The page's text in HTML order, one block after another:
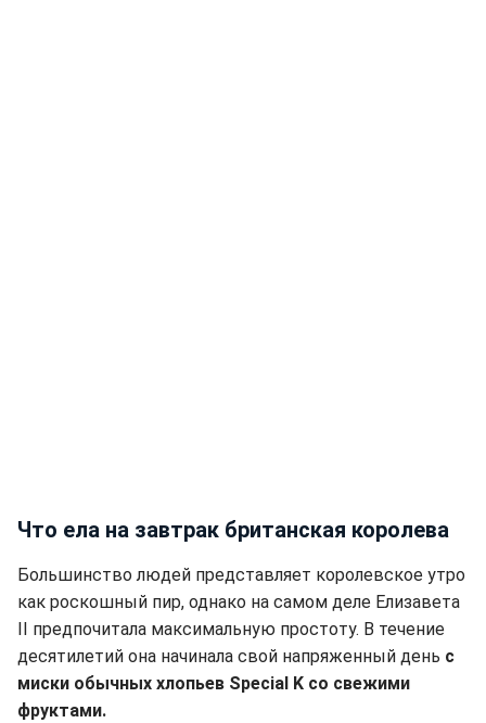
Что ела на завтрак британская королева
Большинство людей представляет королевское утро
как роскошный пир, однако на самом деле Елизавета
II предпочитала максимальную простоту. В течение
десятилетий она начинала свой напряженный день с
миски обычных хлопьев Special K со свежими
фруктами.